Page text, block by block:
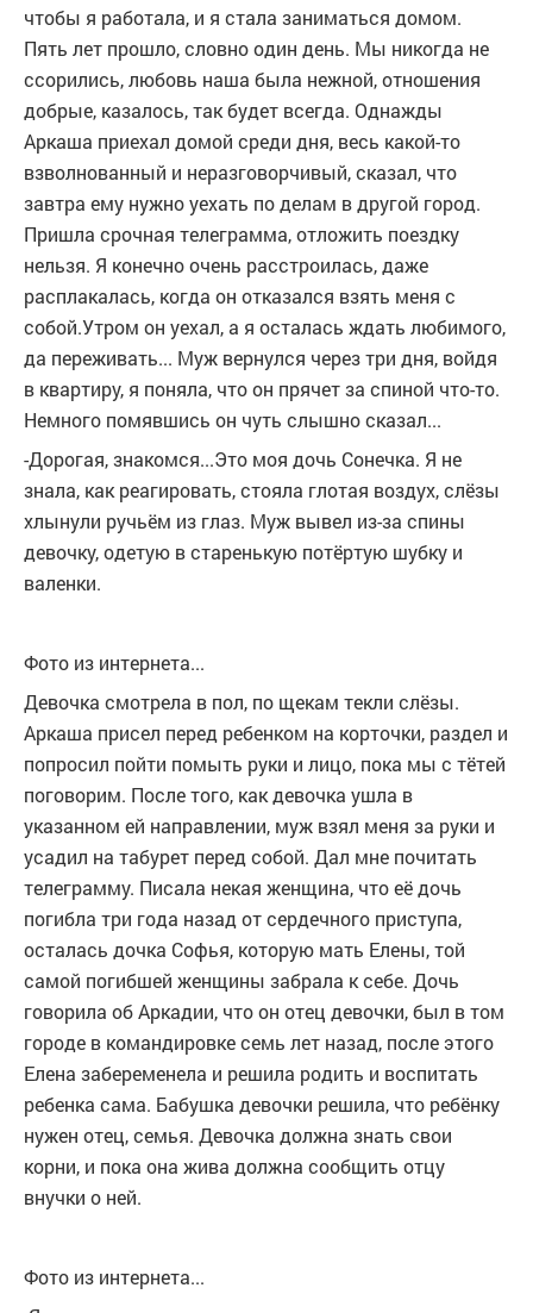
чтобы я работала, и я стала заниматься домом.
Пять лет прошло, словно один день. Мы никогда не
ссорились, любовь наша была нежной, отношения
добрые, казалось, так будет всегда. Однажды
Аркаша приехал домой среди дня, весь какой-то
взволнованный и неразговорчивый, сказал, что
завтра ему нужно уехать по делам в другой город.
Пришла срочная телеграмма, отложить поездку
нельзя. Я конечно очень расстроилась, даже
расплакалась, когда он отказался взять меня с
собой.Утром он уехал, а я осталась ждать любимого,
да переживать... Муж вернулся через три дня, войдя
в квартиру, я поняла, что он прячет за спиной что-то.
Немного помявшись он чуть слышно сказал...
-Дорогая, знакомся...Это моя дочь Сонечка. Я не
знала, как реагировать, стояла глотая воздух, слёзы
хлынули ручьём из глаз. Муж вывел из-за спины
девочку, одетую в старенькую потёртую шубку и
валенки.
Фото из интернета...
Девочка смотрела в пол, по щекам текли слёзы.
Аркаша присел перед ребенком на корточки, раздел и
попросил пойти помыть руки и лицо, пока мы с тётей
поговорим. После того, как девочка ушла в
указанном ей направлении, муж взял меня за руки и
усадил на табурет перед собой. Дал мне почитать
телеграмму. Писала некая женщина, что её дочь
погибла три года назад от сердечного приступа,
осталась дочка Софья, которую мать Елены, той
самой погибшей женщины забрала к себе. Дочь
говорила об Аркадии, что он отец девочки, был в том
городе в командировке семь лет назад, после этого
Елена забеременела и решила родить и воспитать
ребенка сама. Бабушка девочки решила, что ребёнку
нужен отец, семья. Девочка должна знать свои
корни, и пока она жива должна сообщить отцу
внучки о ней.
Фото из интернета...